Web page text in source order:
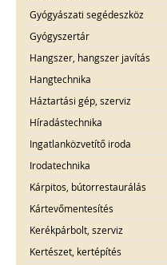
Gyógyászati segédeszköz
Gyógyszertár
Hangszer, hangszer javítás
Hangtechnika
Háztartási gép, szerviz
Híradástechnika
Ingatlanközvetítő iroda
Irodatechnika
Kárpitos, bútorrestaurálás
Kártevőmentesítés
Kerékpárbolt, szerviz
Kertészet, kertépítés